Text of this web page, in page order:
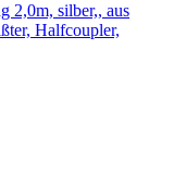
2,0m, silber,, aus
Halfcoupler,